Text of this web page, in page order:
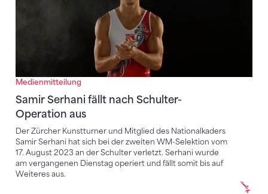
Medienmitteilung
Samir Serhani fällt nach Schulter-
Operation aus
Der Zürcher Kunstturner und Mitglied des Nationalkaders
Samir Serhani hat sich bei der zweiten WM-Selektion vom
17. August 2023 an der Schulter verletzt. Serhani wurde
am vergangenen Dienstag operiert und fällt somit bis auf
Weiteres aus.